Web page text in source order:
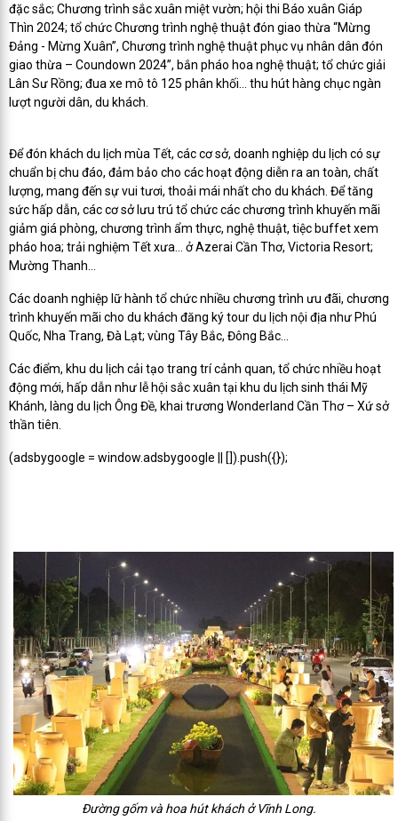
đặc sắc; Chương trình sắc xuân miệt vườn; hội thi Báo xuân Giáp
Thìn 2024; tổ chức Chương trình nghệ thuật đón giao thừa “Mừng
Đảng - Mừng Xuân”, Chương trình nghệ thuật phục vụ nhân dân đón
giao thừa – Coundown 2024”, bắn pháo hoa nghệ thuật; tổ chức giải
Lân Sư Rồng; đua xe mô tô 125 phân khối… thu hút hàng chục ngàn
lượt người dân, du khách.
Để đón khách du lịch mùa Tết, các cơ sở, doanh nghiệp du lịch có sự
chuẩn bị chu đáo, đảm bảo cho các hoạt động diễn ra an toàn, chất
lượng, mang đến sự vui tươi, thoải mái nhất cho du khách. Để tăng
sức hấp dẫn, các cơ sở lưu trú tổ chức các chương trình khuyến mãi
giảm giá phòng, chương trình ẩm thực, nghệ thuật, tiệc buffet xem
pháo hoa; trải nghiệm Tết xưa… ở Azerai Cần Thơ, Victoria Resort;
Mường Thanh...
Các doanh nghiệp lữ hành tổ chức nhiều chương trình ưu đãi, chương
trình khuyến mãi cho du khách đăng ký tour du lịch nội địa như Phú
Quốc, Nha Trang, Đà Lạt; vùng Tây Bắc, Đông Bắc…
Các điểm, khu du lịch cải tạo trang trí cảnh quan, tổ chức nhiều hoạt
động mới, hấp dẫn như lễ hội sắc xuân tại khu du lịch sinh thái Mỹ
Khánh, làng du lịch Ông Đề, khai trương Wonderland Cần Thơ – Xứ sở
thần tiên.
(adsbygoogle = window.adsbygoogle || []).push({});
Đường gốm và hoa hút khách ở Vĩnh Long.